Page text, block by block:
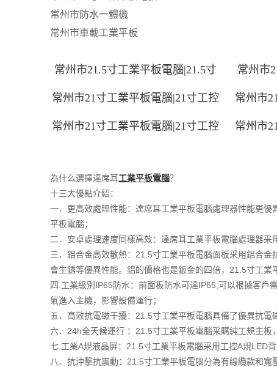
常州市防水一體機
常州市車載工業平板
常州市21.5寸工業平板電腦|21.5寸 常州市
常州市21寸工業平板電腦|21寸工控 常州市
常州市21寸工業平板電腦|21寸工控 常州市
為什么選擇達席耳工業平板電腦？
十三大優點介紹：
一．更高效處理性能：達席耳工業平板電腦處理器性能更
平板電腦；
二．安卓處理速度同樣高效：達席耳工業平板電腦處理器
三．鋁合金高效散熱：21.5寸工業平板電腦面板采用鋁合
會生銹等優異性能。鋁的價格也是鈑金的四倍，21.5寸工業
四.工業級別IP65防水：前面板防水可達IP65,可以根據客戶
氣進入主機，影響設備運行；
五．高效抗電磁干擾：21.5寸工業平板電腦具備了優異抗電
六．24h全天候運行 ：21.5寸工業平板電腦采購純工規主板
七.工業A規液晶屏：21.5寸工業平板電腦采用工控A規LED
八．抗沖擊抗震動：21.5寸工業平板電腦分為有線纜款和